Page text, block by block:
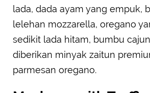
lada, dada ayam yang empuk,
lelehan mozzarella, oregano
sedikit lada hitam, bumbu
diberikan minyak zaitun
parmesan oregano.